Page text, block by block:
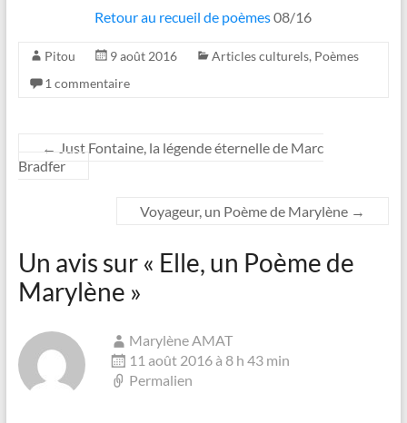
Retour au recueil de poèmes08/16
Pitou 9 août 2016 Articles culturels, Poèmes
1 commentaire
← Just Fontaine, la légende éternelle de Marc
Bradfer
Voyageur, un Poème de Marylène →
Un avis sur « Elle, un Poème de
Marylène »
Marylène AMAT
11 août 2016 à 8 h 43 min
Permalien